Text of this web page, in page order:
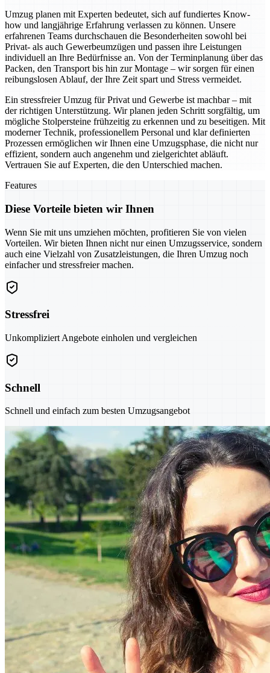
Umzug planen mit Experten bedeutet, sich auf fundiertes Know-
how und langjährige Erfahrung verlassen zu können. Unsere
erfahrenen Teams durchschauen die Besonderheiten sowohl bei
Privat- als auch Gewerbeumzügen und passen ihre Leistungen
individuell an Ihre Bedürfnisse an. Von der Terminplanung über das
Packen, den Transport bis hin zur Montage – wir sorgen für einen
reibungslosen Ablauf, der Ihre Zeit spart und Stress vermeidet.
Ein stressfreier Umzug für Privat und Gewerbe ist machbar – mit
der richtigen Unterstützung. Wir planen jeden Schritt sorgfältig, um
mögliche Stolpersteine frühzeitig zu erkennen und zu beseitigen. Mit
moderner Technik, professionellem Personal und klar definierten
Prozessen ermöglichen wir Ihnen eine Umzugsphase, die nicht nur
effizient, sondern auch angenehm und zielgerichtet abläuft.
Vertrauen Sie auf Experten, die den Unterschied machen.
Features
Diese Vorteile bieten wir Ihnen
Wenn Sie mit uns umziehen möchten, profitieren Sie von vielen
Vorteilen. Wir bieten Ihnen nicht nur einen Umzugsservice, sondern
auch eine Vielzahl von Zusatzleistungen, die Ihren Umzug noch
einfacher und stressfreier machen.
Stressfrei
Unkompliziert Angebote einholen und vergleichen
Schnell
Schnell und einfach zum besten Umzugsangebot